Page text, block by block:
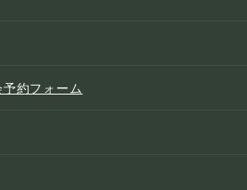
約フォーム